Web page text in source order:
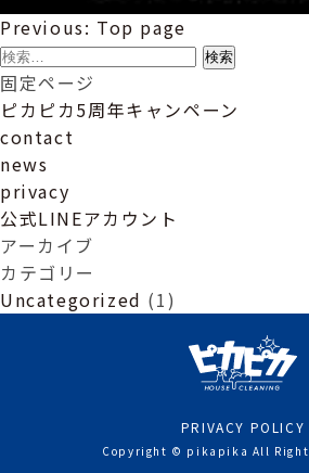
投
稿
ナ
ビ
ゲ
ー
シ
ョ
ン
Previous: Top page
検
索:
固定ページ
ピカピカ5周年キャンペーン
contact
news
privacy
公式LINEアカウント
アーカイブ
カテゴリー
Uncategorized (1)
PRIVACY POLICY
Copyright © pikapika All